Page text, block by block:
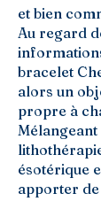
et bien
Au regard
bracelet
alors un
propre à
ésotérique
apporter